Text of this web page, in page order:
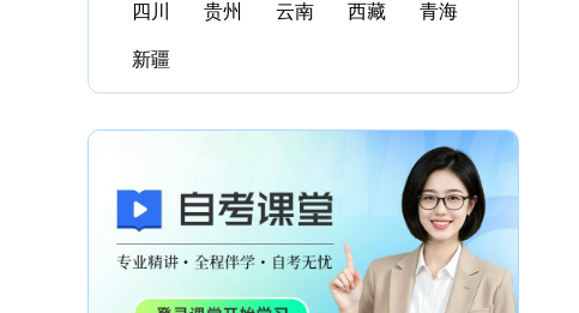
四川 贵州 云南 西藏 青海
新疆